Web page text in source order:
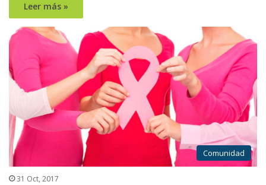
Leer más »
Comunidad
31 Oct, 2017